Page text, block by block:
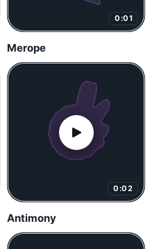
0:01
Merope
0:02
Antimony